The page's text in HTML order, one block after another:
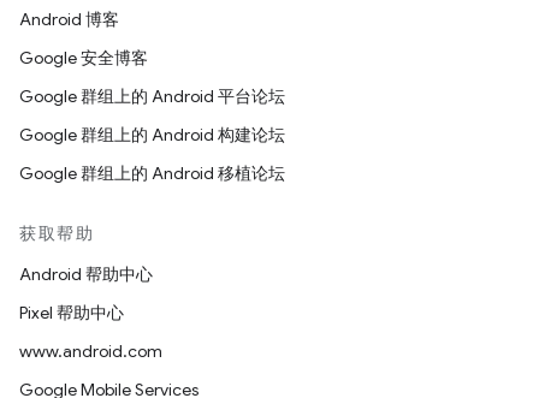
Android 博客
Google 安全博客
Google 群组上的 Android 平台论坛
Google 群组上的 Android 构建论坛
Google 群组上的 Android 移植论坛
获取帮助
Android 帮助中心
Pixel 帮助中心
www.android.com
Google Mobile Services